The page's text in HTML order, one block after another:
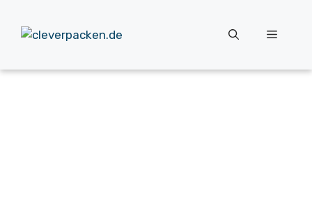
Inhalt
springen
Menü